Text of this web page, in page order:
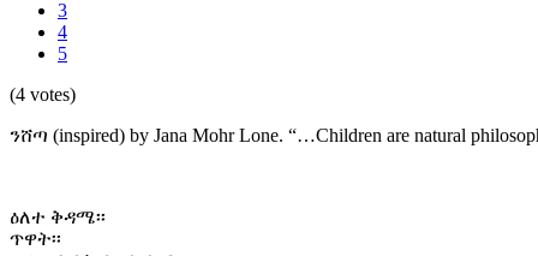
3
4
5
(4 votes)
ንሸጣ (inspired) by Jana Mohr Lone. “…Children are natural
ዕለተ ቅዳሜ፡፡
ጥዋት፡፡